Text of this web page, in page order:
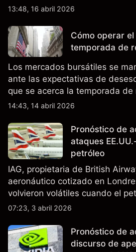
relacionada con la IA, ingresos
de exportación de EE.UU. que
en China.
13:48, 16 abril 2026
Cómo operar
temporada de
Los mercados bursátiles se
ante las expectativas de
que se acerca la temporada de
14:43, 14 abril 2026
Pronóstico de
ataques
petróleo
IAG, propietaria de British
aeronáutico cotizado en
volvieron volátiles cuando el
$105 y los cierres del espacio
no es un indicador fiable de
07:23, 3 abril 2026
Pronóstico de
discurso de